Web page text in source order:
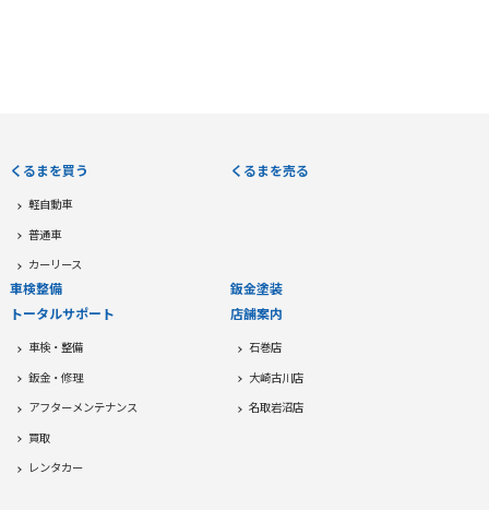
くるまを買う
軽自動車
普通車
カーリース
くるまを売る
車検整備
鈑金塗装
トータルサポート
車検・整備
鈑金・修理
アフターメンテナンス
買取
レンタカー
店舗案内
石巻店
大崎古川店
名取岩沼店